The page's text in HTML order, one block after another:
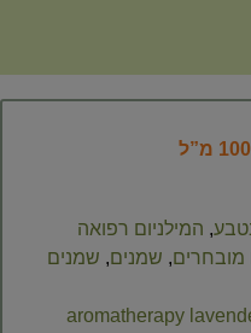
, המילניום רפואה
מובחרים, שמנים, שמנים
aromatherapy